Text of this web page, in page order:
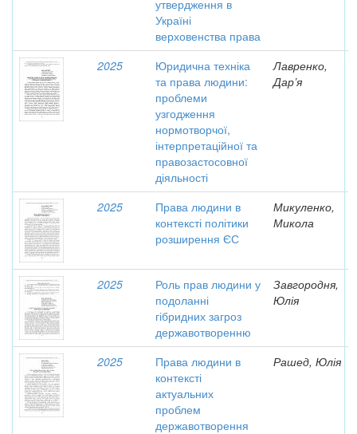
утвердження в
Україні
верховенства права
2025
Юридична техніка
та права людини:
проблеми
узгодження
нормотворчої,
інтерпретаційної та
правозастосовної
діяльності
Лавренко,
Дар’я
2025
Права людини в
контексті політики
розширення ЄС
Микуленко,
Микола
2025
Роль прав людини у
подоланні
гібридних загроз
державотворенню
Завгородня,
Юлія
2025
Права людини в
контексті
актуальних
проблем
державотворення
Рашед, Юлія